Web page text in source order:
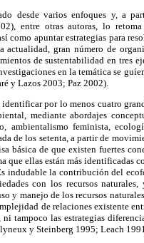
desde varios enfoques y, a
entre otras autoras, lo
como apuntar estrategias para
actualidad, gran número de
de sustentabilidad en tres
en la temática se
y Lazos 2003; Paz 2002).
identificar por lo menos cuatro
mediante abordajes
ambientalismo feminista,
de los setenta, a partir de
básica de que existen fuertes
que ellas están más
indudable la contribución del
con los recursos
y manejo de los recursos
de relaciones existente
tampoco las estrategias
y Steinberg 1995; Leach